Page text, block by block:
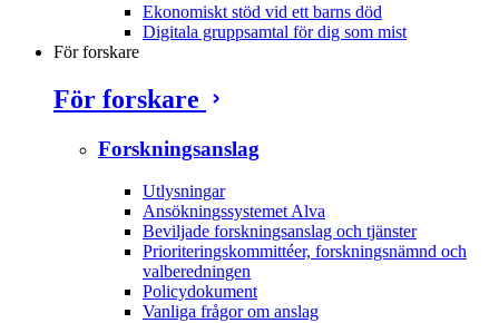
Ekonomiskt stöd vid ett barns död
Digitala gruppsamtal för dig som mist
För forskare
För forskare
Forskningsanslag
Utlysningar
Ansökningssystemet Alva
Beviljade forskningsanslag och tjänster
Prioriteringskommittéer, forskningsnämnd och
valberedningen
Policydokument
Vanliga frågor om anslag